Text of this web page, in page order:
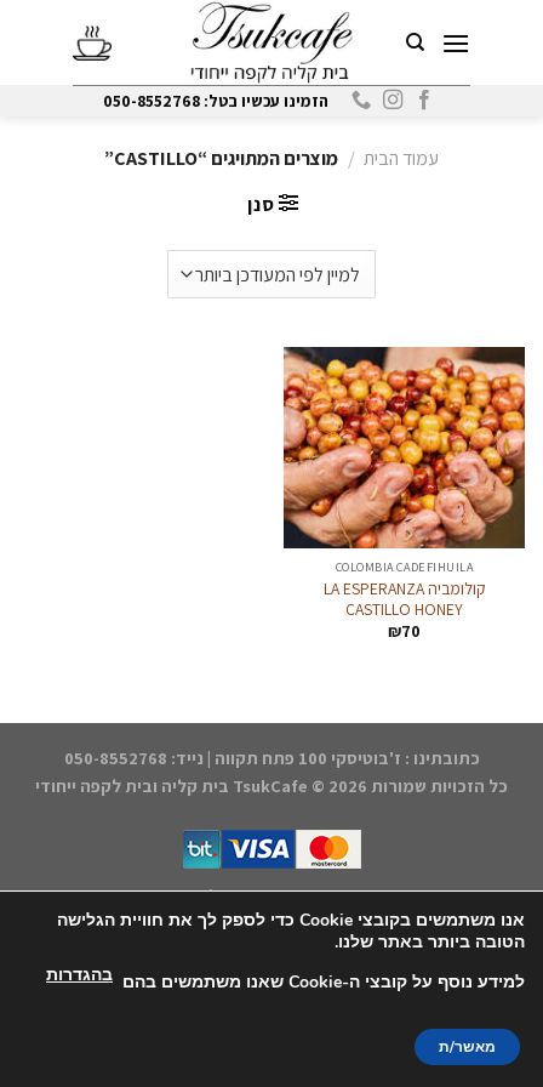
הזמינו עכשיו בטל: 050-8552768
עמוד הבית / מוצרים המתויגים “CASTILLO”
סנן
COLOMBIA CADEFIHUILA
קולומביה LA ESPERANZA
CASTILLO HONEY
₪70
כתובתינו : ז'בוטיסקי 100 פתח תקווה | נייד: 050-8552768
כל הזכויות שמורות 2026 ©
TsukCafe בית קליה ובית לקפה ייחודי
דף הבית התחברות/הרשמה החנות הקפה שלנו אודותינו
הצהרת נגישות
תקנון האתר
יצירת קשר
עיצוב אחסון ותחזוקה - קובי משיח Msite
אנו משתמשים בקובצי Cookie כדי לספק לך את חוויית הגלישה
הטובה ביותר באתר שלנו.
למידע נוסף על קובצי ה-Cookie שאנו משתמשים בהם
בהגדרות
מאשר/ת